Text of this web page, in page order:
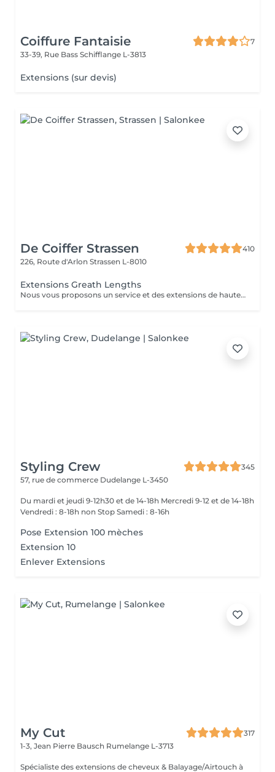
Coiffure Fantaisie
7
33-39, Rue Bass Schifflange L-3813
Extensions (sur devis)
De Coiffer Strassen
410
226, Route d'Arlon Strassen L-8010
Extensions Greath Lengths
Nous vous proposons un service et des extensions de haute qualité, en collaborant avec la marque exclusive Great Lengths! En cas de questions veuillez appeler au +352 26 35 02 89 Devis gratuit!
Styling Crew
345
57, rue de commerce Dudelange L-3450
Du mardi et jeudi 9-12h30 et de 14-18h Mercredi 9-12 et de 14-18h
Vendredi : 8-18h non Stop Samedi : 8-16h
Pose Extension 100 mèches
Extension 10
Enlever Extensions
My Cut
317
1-3, Jean Pierre Bausch Rumelange L-3713
Spécialiste des extensions de cheveux & Balayage/Airtouch à